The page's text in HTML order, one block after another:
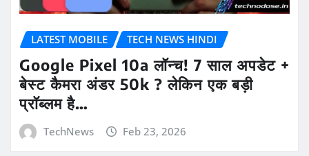
LATEST MOBILE TECH NEWS HINDI
Google Pixel 10a लॉन्च! 7 साल अपडेट +
बेस्ट कैमरा अंडर 50k ? लेकिन एक बड़ी
प्रॉब्लम है…
TechNews Feb 23, 2026